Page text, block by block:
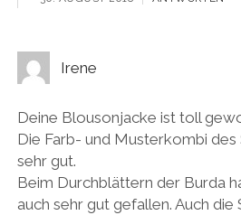
Irene
Deine Blousonjacke ist toll
Die Farb- und Musterkombi
sehr gut.
Beim Durchblättern der Burda
auch sehr gut gefallen. Auch